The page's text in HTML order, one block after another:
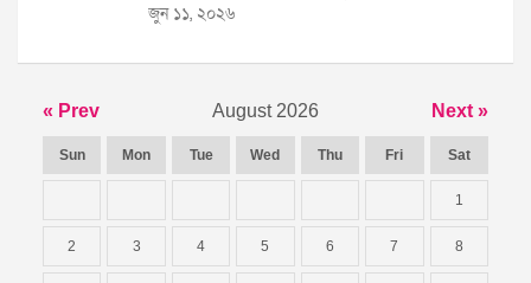
জুন ১১, ২০২৬
« Prev August 2026 Next »
Sun Mon Tue Wed Thu Fri Sat
1
2 3 4 5 6 7 8